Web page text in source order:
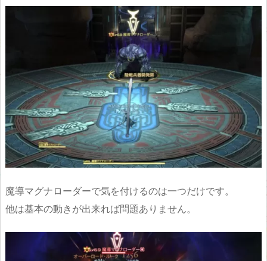
魔導マグナローダーで気を付けるのは一つだけです。
他は基本の動きが出来れば問題ありません。